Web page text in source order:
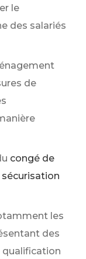
le
des salariés
de
congé de
les
des
qualification